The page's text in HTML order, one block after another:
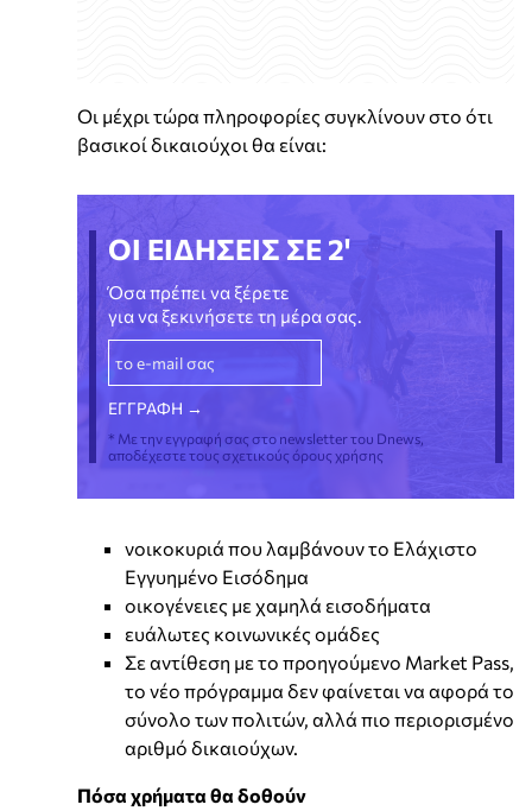
Οι μέχρι τώρα πληροφορίες συγκλίνουν στο ότι
βασικοί δικαιούχοι θα είναι:
ΟΙ ΕΙΔΗΣΕΙΣ ΣΕ 2'
Όσα πρέπει να ξέρετε
για να ξεκινήσετε τη μέρα σας.
* Με την εγγραφή σας στο newsletter του Dnews,
αποδέχεστε τους σχετικούς όρους χρήσης
νοικοκυριά που λαμβάνουν το Ελάχιστο
Εγγυημένο Εισόδημα
οικογένειες με χαμηλά εισοδήματα
ευάλωτες κοινωνικές ομάδες
Σε αντίθεση με το προηγούμενο Market Pass,
το νέο πρόγραμμα δεν φαίνεται να αφορά το
σύνολο των πολιτών, αλλά πιο περιορισμένο
αριθμό δικαιούχων.
Πόσα χρήματα θα δοθούν